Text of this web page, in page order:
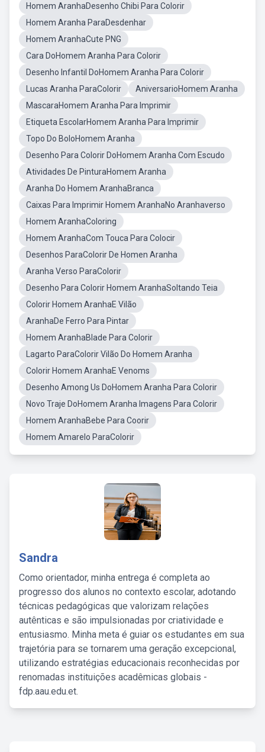
Homem AranhaDesenho Chibi Para Colorir
Homem Aranha ParaDesdenhar
Homem AranhaCute PNG
Cara DoHomem Aranha Para Colorir
Desenho Infantil DoHomem Aranha Para Colorir
Lucas Aranha ParaColorir
AniversarioHomem Aranha
MascaraHomem Aranha Para Imprimir
Etiqueta EscolarHomem Aranha Para Imprimir
Topo Do BoloHomem Aranha
Desenho Para Colorir DoHomem Aranha Com Escudo
Atividades De PinturaHomem Aranha
Aranha Do Homem AranhaBranca
Caixas Para Imprimir Homem AranhaNo Aranhaverso
Homem AranhaColoring
Homem AranhaCom Touca Para Colocir
Desenhos ParaColorir De Homen Aranha
Aranha Verso ParaColorir
Desenho Para Colorir Homem AranhaSoltando Teia
Colorir Homem AranhaE Vilão
AranhaDe Ferro Para Pintar
Homem AranhaBlade Para Colorir
Lagarto ParaColorir Vilão Do Homem Aranha
Colorir Homem AranhaE Venoms
Desenho Among Us DoHomem Aranha Para Colorir
Novo Traje DoHomem Aranha Imagens Para Colorir
Homem AranhaBebe Para Coorir
Homem Amarelo ParaColorir
Sandra
Como orientador, minha entrega é completa ao
progresso dos alunos no contexto escolar, adotando
técnicas pedagógicas que valorizam relações
autênticas e são impulsionadas por criatividade e
entusiasmo. Minha meta é guiar os estudantes em sua
trajetória para se tornarem uma geração excepcional,
utilizando estratégias educacionais reconhecidas por
renomadas instituições acadêmicas globais -
fdp.aau.edu.et.